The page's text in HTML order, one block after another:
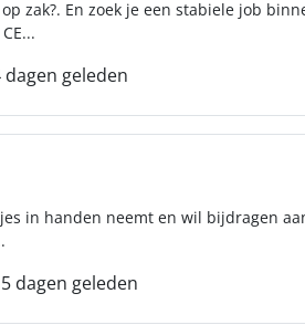
zak?. En zoek je een stabiele job
dagen geleden
in handen neemt en wil bijdragen
dagen geleden